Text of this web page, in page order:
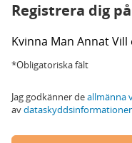
Registrera dig
Kvinna Man AnnatVill
*Obligatoriska fält
Jag godkänner deallmänna
av